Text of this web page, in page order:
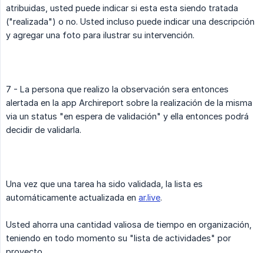
atribuidas, usted puede indicar si esta esta siendo tratada
("realizada") o no. Usted incluso puede indicar una descripción
y agregar una foto para ilustrar su intervención.
7 - La persona que realizo la observación sera entonces
alertada en la app Archireport sobre la realización de la misma
via un status "en espera de validación" y ella entonces podrá
decidir de validarla.
Una vez que una tarea ha sido validada, la lista es
automáticamente actualizada en ar.live.
Usted ahorra una cantidad valiosa de tiempo en organización,
teniendo en todo momento su "lista de actividades" por